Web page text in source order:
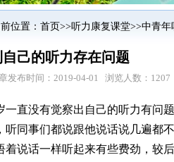
位置： 首页>>听力康复课堂>>中青年
己的听力存在问题
发布时间：2019-04-01 浏览人数：1207
直没有觉察出自己的听力有问
同事们都说跟他说话说几遍都
说话一样听起来有些费劲，较